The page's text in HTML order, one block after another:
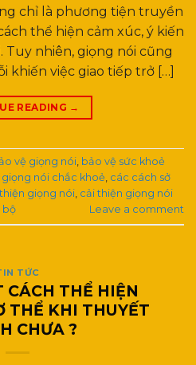
chỉ là phương tiện truyền
thể hiện cảm xúc, ý kiến
Tuy nhiên, giọng nói cũng
khiến việc giao tiếp trở […]
READING →
vệ giọng nói bảo vệ sức khoẻ
nói chắc khoẻ các cách sở
giọng nói cải thiện giọng nói
bộ Leave a comment
TỨC
THỂ HIỆN
THỂ KHI THUYẾT
CHƯA ?